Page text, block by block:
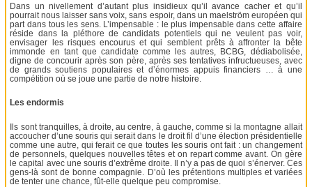
Dans un nivellement d’autant plus insidieux qu’il avance cacher et qu’il
pourrait nous laisser sans voix, sans espoir, dans un maelström européen qui
part dans tous les sens. L’impensable : le plus impensable dans cette affaire
réside dans la pléthore de candidats potentiels qui ne veulent pas voir,
envisager les risques encourus et qui semblent prêts à affronter la bête
immonde en tant que candidate comme les autres, BCBG, dédiabolisée,
digne de concourir après son père, après ses tentatives infructueuses, avec
de grands soutiens populaires et d’énormes appuis financiers … à une
compétition où se joue une partie de notre histoire.
Les endormis
Ils sont tranquilles, à droite, au centre, à gauche, comme si la montagne allait
accoucher d’une souris qui serait dans le droit fil d’une élection présidentielle
comme une autre, qui ferait ce que toutes les souris ont fait : un changement
de personnels, quelques nouvelles têtes et on repart comme avant. On gère
le capital avec une souris d’extrême droite. Il n’y a pas de quoi s’énerver. Ces
gens-là sont de bonne compagnie. D’où les prétentions multiples et variées
de tenter une chance, fût-elle quelque peu compromise.